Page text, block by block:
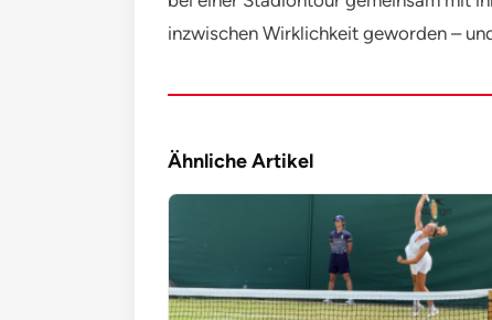
inzwischen Wirklichkeit geworden –
Ähnliche Artikel